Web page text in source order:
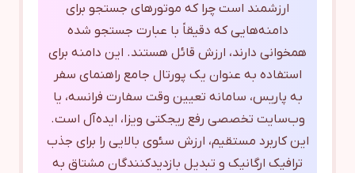
ارزشمند است چرا که موتورهای جستجو برای
دامنه‌هایی که دقیقاً با عبارت جستجو شده
همخوانی دارند، ارزش قائل هستند. این دامنه برای
استفاده به عنوان یک پورتال جامع راهنمای سفر
به پاریس، سامانه تعیین وقت سفارت فرانسه، یا
وب‌سایت تخصصی رفع ریجکتی ویزا، ایده‌آل است.
این کاربرد مستقیم، ارزش سئوی بالایی را برای جذب
ترافیک ارگانیک و تبدیل بازدیدکنندگان مشتاق به